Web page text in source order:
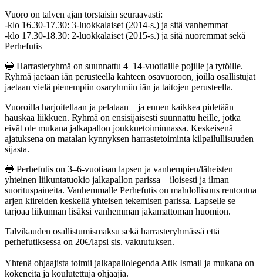
Vuoro on talven ajan torstaisin seuraavasti:
-klo 16.30-17.30: 3-luokkalaiset (2014-s.) ja sitä vanhemmat
-klo 17.30-18.30: 2-luokkalaiset (2015-s.) ja sitä nuoremmat sekä
Perhefutis
🔵 Harrasteryhmä on suunnattu 4–14-vuotiaille pojille ja tytöille.
Ryhmä jaetaan iän perusteella kahteen osavuoroon, joilla osallistujat
jaetaan vielä pienempiin osaryhmiin iän ja taitojen perusteella.
Vuoroilla harjoitellaan ja pelataan – ja ennen kaikkea pidetään
hauskaa liikkuen. Ryhmä on ensisijaisesti suunnattu heille, jotka
eivät ole mukana jalkapallon joukkuetoiminnassa. Keskeisenä
ajatuksena on matalan kynnyksen harrastetoiminta kilpailullisuuden
sijasta.
🔵 Perhefutis on 3–6-vuotiaan lapsen ja vanhempien/läheisten
yhteinen liikuntatuokio jalkapallon parissa – iloisesti ja ilman
suorituspaineita. Vanhemmalle Perhefutis on mahdollisuus rentoutua
arjen kiireiden keskellä yhteisen tekemisen parissa. Lapselle se
tarjoaa liikunnan lisäksi vanhemman jakamattoman huomion.
Talvikauden osallistumismaksu sekä harrasteryhmässä että
perhefutiksessa on 20€/lapsi sis. vakuutuksen.
Yhtenä ohjaajista toimii jalkapallolegenda Atik Ismail ja mukana on
kokeneita ja koulutettuja ohjaajia.